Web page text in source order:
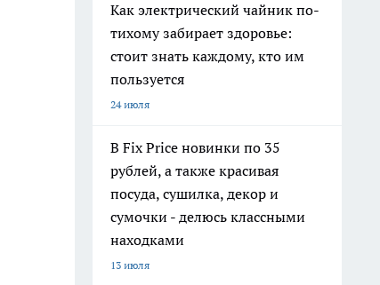
Как электрический чайник по-
тихому забирает здоровье:
стоит знать каждому, кто им
пользуется
24 июля
В Fix Price новинки по 35
рублей, а также красивая
посуда, сушилка, декор и
сумочки - делюсь классными
находками
13 июля